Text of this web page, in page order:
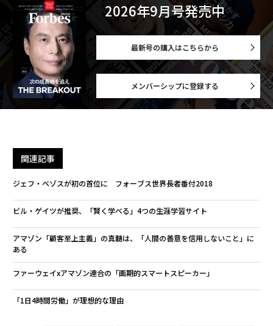
2026年9月号発売中
最新号の購入はこちらから
メンバーシップに登録する
関連記事
ジェフ・ベゾスが初の首位に フォーブス世界長者番付2018
ビル・ゲイツが推奨、「賢く学べる」4つの生涯学習サイト
アマゾン「顧客至上主義」の真髄は、「人間の善意を信用しないこと」に
ある
ファーウェイxアマゾン連合の「画期的スマートスピーカー」
「1日4時間労働」が理想的な理由